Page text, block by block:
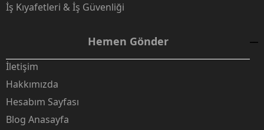
İş Kıyafetleri & İş Güvenliği
Hemen Gönder
İletişim
Hakkımızda
Hesabım Sayfası
Blog Anasayfa